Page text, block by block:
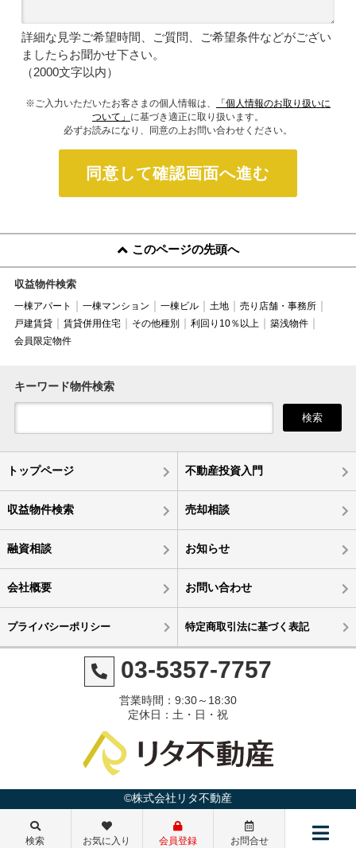
3,000万円
利回り9.4%
3,000万円
利回り9.6%
3,000万円
利回り12.1%
3,000万円
利回り8.8%
詳細な見学ご希望時間、ご質問、ご希望条件などがござい
ましたらお聞かせ下さい。
（2000文字以内）
※ご入力いただいたお客さまの個人情報は、
「個人情報のお取り扱いに
ついて」 に基づき適正に取り扱います。
必ずお読みになり、同意の上お問い合わせください。
同意して確認画面へ進む
このページの先頭へ
収益物件検索
一棟アパート 一棟マンション 一棟ビル 土地
売り店舗・事務所
戸建賃貸
賃貸併用住宅 その他種別 利回り10％以上
築浅物件
会員限定物件
キーワード物件検索
検索
トップページ 不動産投資入門
収益物件検索 売却相談
融資相談 お知らせ
会社概要 お問い合わせ
プライバシーポリシー 特定商取引法に基づく表記
03-5357-7757
営業時間：9:30～18:30
定休日：土・日・祝
©株式会社リタ不動産
検索 お気に入り 会員登録 お問合せ